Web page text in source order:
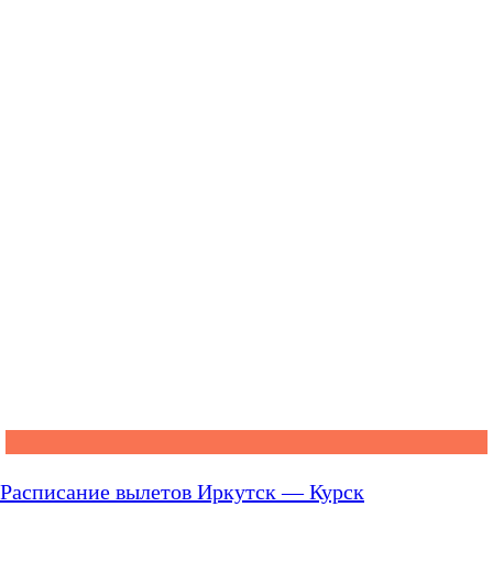
Расписание вылетов Иркутск — Курск